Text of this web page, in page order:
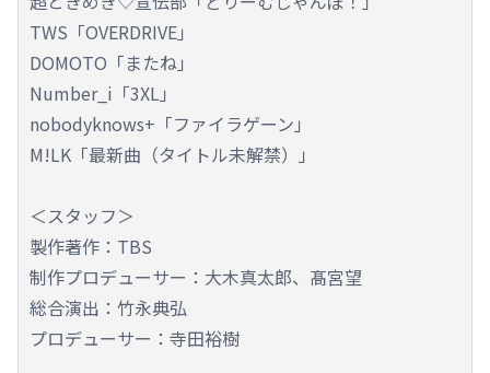
TWS「OVERDRIVE」
DOMOTO「またね」
Number_i「3XL」
nobodyknows+「ファイラゲーン」
M!LK「最新曲（タイトル未解禁）」
＜スタッフ＞
製作著作：TBS
制作プロデューサー：大木真太郎、髙宮望
総合演出：竹永典弘
プロデューサー：寺田裕樹